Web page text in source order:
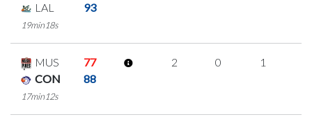
LAL
93
19min18s
MUS
77
CON
88
17min12s
2 0 1